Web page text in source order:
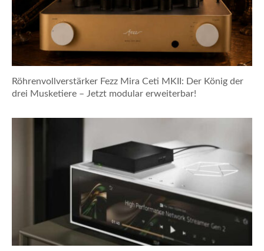
Röhrenvollverstärker Fezz Mira Ceti MKII: Der König der
drei Musketiere – Jetzt modular erweiterbar!